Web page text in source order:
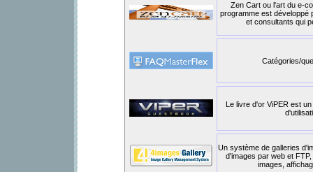
Zen Cart ou l'art du e-
programme est développé
et consultants qui
Catégories/
Le livre d'or ViPER est
Un système de galleries
d'images par web et
images,